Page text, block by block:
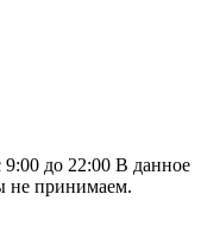
9:00 до 22:00 В данное
не принимаем.